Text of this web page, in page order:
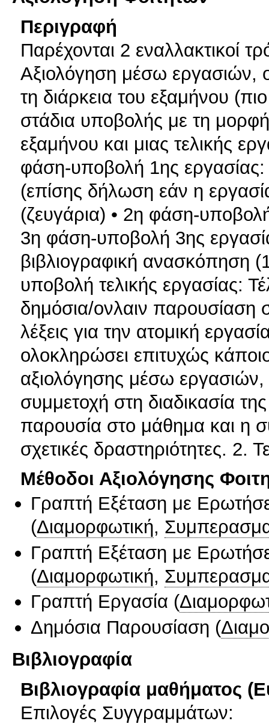
Περιγραφή
Παρέχονται 2 εναλλακτικοί
Αξιολόγηση μέσω εργασιών,
τη διάρκεια του εξαμήνου
στάδια υποβολής με τη
εξαμήνου και μιας τελικής
φάση-υποβολή 1ης εργασίας:
(επίσης δήλωση εάν η
(ζευγάρια) • 2η φάση-
3η φάση-υποβολή 3ης
βιβλιογραφική ανασκόπηση
υποβολή τελικής εργασίας:
δημόσια/ονλαιν παρουσίαση
λέξεις για την ατομική
ολοκληρώσει επιτυχώς
αξιολόγησης μέσω εργασιών,
συμμετοχή στη διαδικασία
παρουσία στο μάθημα και η
σχετικές δραστηριότητες. 2.
Μέθοδοι Αξιολόγησης
Γραπτή Εξέταση με
(Διαμορφωτική,
Γραπτή Εξέταση με
(Διαμορφωτική,
Γραπτή Εργασία (
Δημόσια Παρουσίαση (
Βιβλιογραφία
Βιβλιογραφία μαθήματος
Επιλογές Συγγραμμάτων: